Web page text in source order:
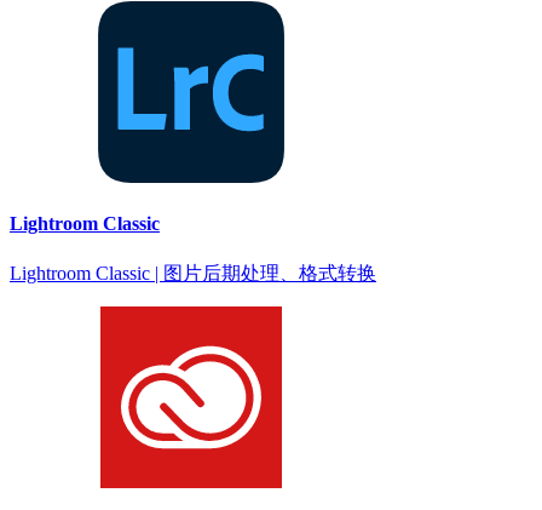
Lightroom Classic
Lightroom Classic | 图片后期处理、格式转换